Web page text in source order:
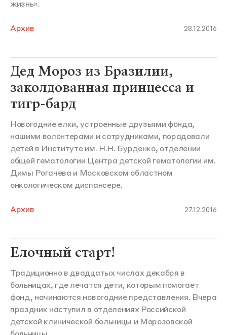
жизнь».
Архив 28.12.2016
Дед Мороз из Бразилии,
заколдованная принцесса и
тигр-бард
Новогодние елки, устроенные друзьями фонда,
нашими волонтерами и сотрудниками, порадовали
детей в Институте им. Н.Н. Бурденко, отделении
общей гематологии Центра детской гематологии им.
Димы Рогачева и Московском областном
онкологическом диспансере.
Архив 27.12.2016
Елочный старт!
Традиционно в двадцатых числах декабря в
больницах, где лечатся дети, которым помогает
фонд, начинаются новогодние представления. Вчера
праздник наступил в отделениях Российской
детской клинической больницы и Морозовской